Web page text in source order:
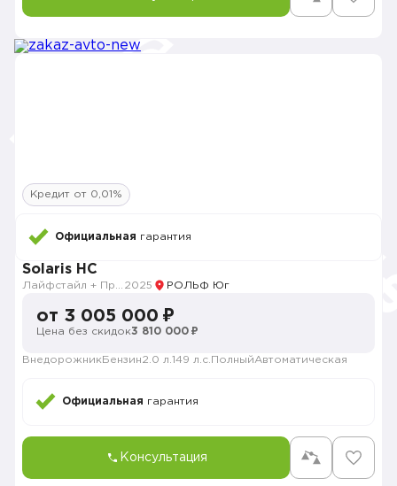
Кредит от 0,01%
Официальная гарантия
Solaris HC
2025 РОЛЬФ Юг
от 3 005 000 ₽
Цена без скидок3 810 000 ₽
Внедорожник Бензин2.0 л. 149 л.с. ПолныйАвтоматическая
Официальная гарантия
Консультация